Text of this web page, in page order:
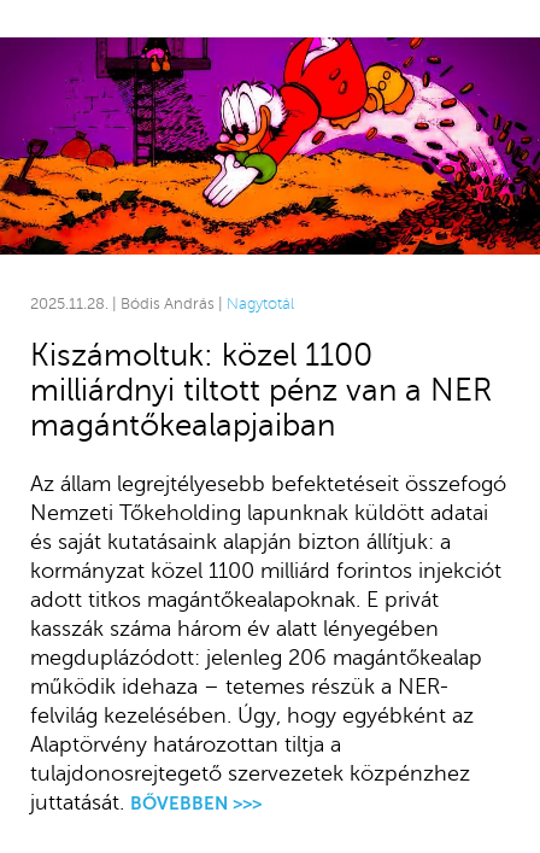
2025.11.28. | Bódis András | Nagytotál
Kiszámoltuk: közel 1100
milliárdnyi tiltott pénz van a NER
magántőkealapjaiban
Az állam legrejtélyesebb befektetéseit összefogó
Nemzeti Tőkeholding lapunknak küldött adatai
és saját kutatásaink alapján bizton állítjuk: a
kormányzat közel 1100 milliárd forintos injekciót
adott titkos magántőkealapoknak. E privát
kasszák száma három év alatt lényegében
megduplázódott: jelenleg 206 magántőkealap
működik idehaza – tetemes részük a NER-
felvilág kezelésében. Úgy, hogy egyébként az
Alaptörvény határozottan tiltja a
tulajdonosrejtegető szervezetek közpénzhez
juttatását. BŐVEBBEN >>>